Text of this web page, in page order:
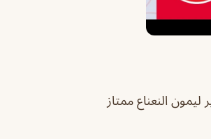
ليمون النعناع ممتاز